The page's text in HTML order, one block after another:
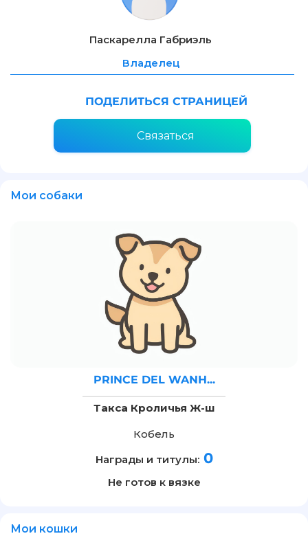
Паскарелла Габриэль
Владелец
ПОДЕЛИТЬСЯ СТРАНИЦЕЙ
Связаться
Мои собаки
PRINCE DEL WANH...
Такса Кроличья Ж-ш
Кобель
Награды и титулы: 0
Не готов к вязке
Мои кошки